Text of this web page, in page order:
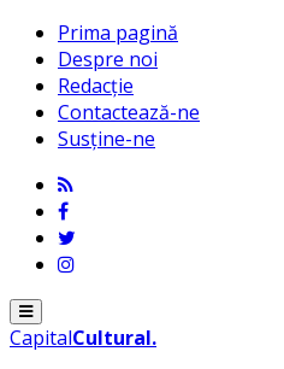
Prima pagină
Despre noi
Redacție
Contactează-ne
Susține-ne
Menu
CapitalCultural.